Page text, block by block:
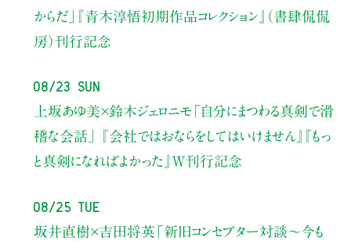
からだ」
『青木淳悟初期作品コレクション』（書肆侃侃
房）刊行記念
08/23 Sun
上坂あゆ美×鈴木ジェロニモ 「自分にまつわる真剣で滑
稽な会話」
『会社ではおならをしてはいけません』『もっ
と真剣になればよかった』W刊行記念
08/25 Tue
坂井直樹×吉田将英「新旧コンセプター対談～今も